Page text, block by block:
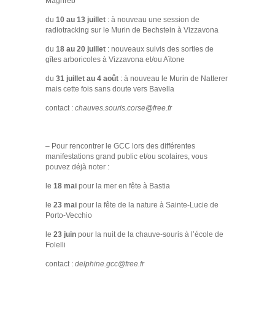
du 10 au 13 juillet : à nouveau une session de
radiotracking sur le Murin de Bechstein à Vizzavona
du 18 au 20 juillet : nouveaux suivis des sorties de
gîtes arboricoles à Vizzavona et/ou Aïtone
du 31 juillet au 4 août : à nouveau le Murin de Natterer
mais cette fois sans doute vers Bavella
contact : chauves.souris.corse@free.fr
– Pour rencontrer le GCC lors des différentes
manifestations grand public et/ou scolaires, vous
pouvez déjà noter :
le 18 mai pour la mer en fête à Bastia
le 23 mai pour la fête de la nature à Sainte-Lucie de
Porto-Vecchio
le 23 juin pour la nuit de la chauve-souris à l’école de
Folelli
contact : delphine.gcc@free.fr